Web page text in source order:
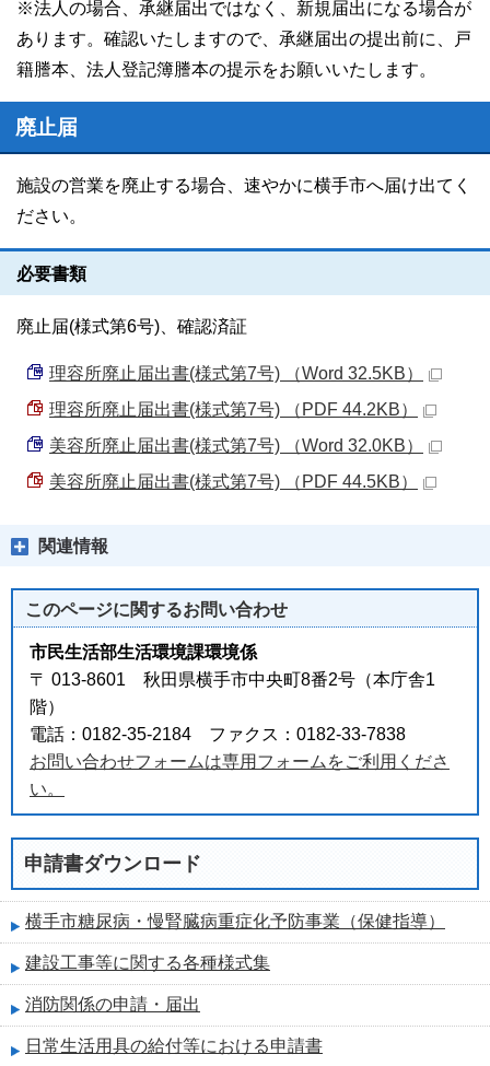
※法人の場合、承継届出ではなく、新規届出になる場合が
あります。確認いたしますので、承継届出の提出前に、戸
籍謄本、法人登記簿謄本の提示をお願いいたします。
廃止届
施設の営業を廃止する場合、速やかに横手市へ届け出てく
ださい。
必要書類
廃止届(様式第6号)、確認済証
理容所廃止届出書(様式第7号) （Word 32.5KB）
理容所廃止届出書(様式第7号) （PDF 44.2KB）
美容所廃止届出書(様式第7号) （Word 32.0KB）
美容所廃止届出書(様式第7号) （PDF 44.5KB）
関連情報
このページに関するお問い合わせ
市民生活部生活環境課環境係
〒 013-8601 秋田県横手市中央町8番2号（本庁舎1
階）
電話：0182-35-2184 ファクス：0182-33-7838
お問い合わせフォームは専用フォームをご利用くださ
い。
申請書ダウンロード
横手市糖尿病・慢腎臓病重症化予防事業（保健指導）
建設工事等に関する各種様式集
消防関係の申請・届出
日常生活用具の給付等における申請書